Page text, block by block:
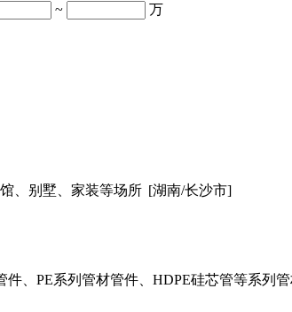
~ 万
、别墅、家装等场所 [湖南/长沙市]
、PE系列管材管件、HDPE硅芯管等系列